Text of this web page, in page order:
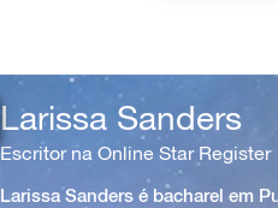
Larissa Sanders
Escritor na Online Star Register
Larissa Sanders é bacharel em